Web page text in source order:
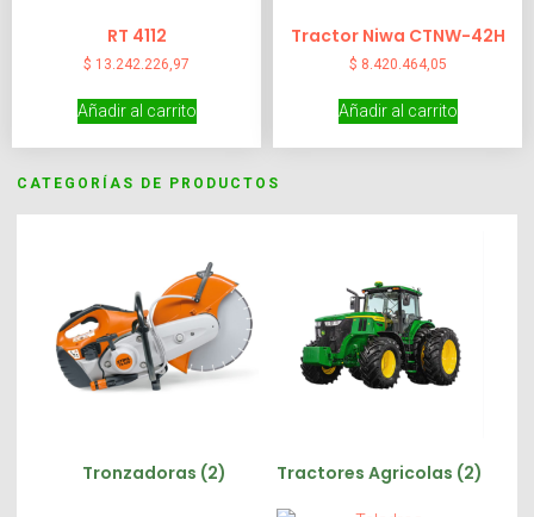
RT 4112
$ 13.242.226,97
Añadir al carrito
Tractor Niwa CTNW-42H
$ 8.420.464,05
Añadir al carrito
CATEGORÍAS DE PRODUCTOS
Tronzadoras (2) Tractores Agricolas (2)